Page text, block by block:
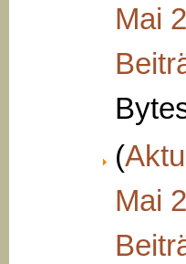
Mai
(
Mai